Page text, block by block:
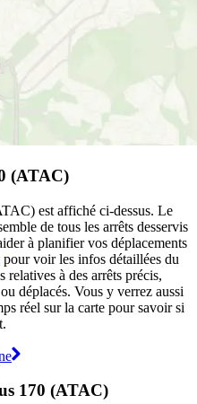
(ATAC)
est affiché ci-dessus. Le
de tous les arrêts desservis
à planifier vos déplacements
pour voir les infos détaillées du
relatives à des arrêts précis,
déplacés. Vous y verrez aussi
réel sur la carte pour savoir si
170 (ATAC)